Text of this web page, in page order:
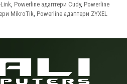
, Powerline адаптери Cudy, Powerline
MikroTik, Powerline адаптери ZYXEL